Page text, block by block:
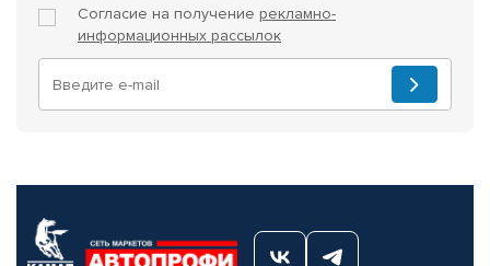
Согласие на получение рекламно-
информационных рассылок